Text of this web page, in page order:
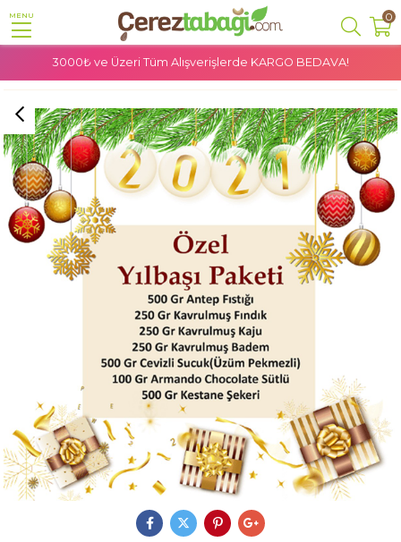
MENU 0
3000₺ ve Üzeri Tüm Alışverişlerde KARGO BEDAVA!
Özel Yılbaşı Paketi